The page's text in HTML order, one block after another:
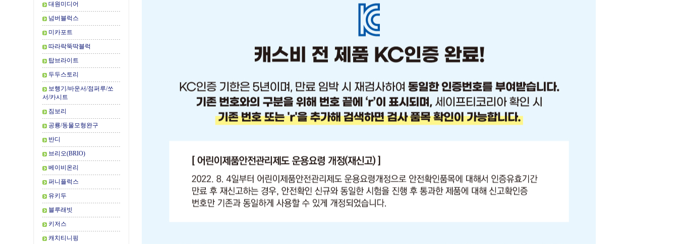
대원미디어
넘버블럭스
미카포트
따라락뚝딱블럭
탑브라이트
두두스토리
보행기/바운서/점퍼루/쏘
서/카시트
짐보리
공룡/동물모형완구
반디
브리오(BRIO)
베이비온리
퍼니플럭스
유키두
블루래빗
키저스
캐치티니핑